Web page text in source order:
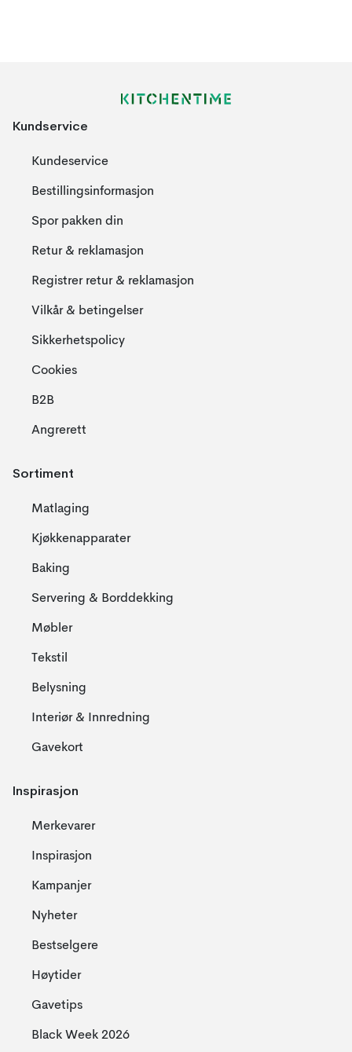
Kundservice
Kundeservice
Bestillingsinformasjon
Spor pakken din
Retur & reklamasjon
Registrer retur & reklamasjon
Vilkår & betingelser
Sikkerhetspolicy
Cookies
B2B
Angrerett
Sortiment
Matlaging
Kjøkkenapparater
Baking
Servering & Borddekking
Møbler
Tekstil
Belysning
Interiør & Innredning
Gavekort
Inspirasjon
Merkevarer
Inspirasjon
Kampanjer
Nyheter
Bestselgere
Høytider
Gavetips
Black Week 2026